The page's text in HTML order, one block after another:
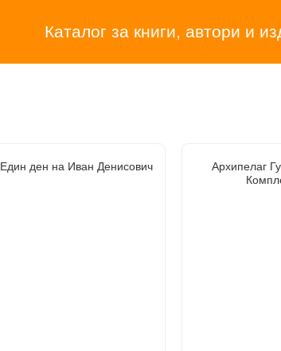
Каталог за книги, автори и
Един ден на Иван Денисович
Архипелаг